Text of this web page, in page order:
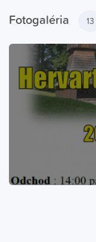
Fotogaléria 13